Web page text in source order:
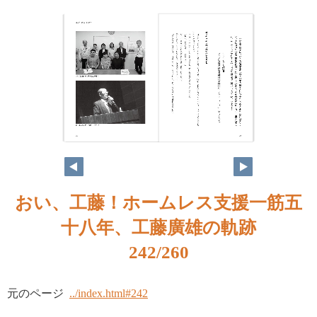
おい、工藤！ホームレス支援一筋五
十八年、工藤廣雄の軌跡
242/260
元のページ ../index.html#242